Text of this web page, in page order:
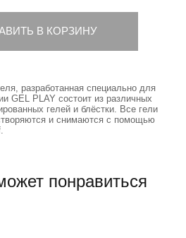
В КОРЗИНУ
разработанная специально для
GEL PLAY состоит из различных
гелей и блёстки. Все гели
и снимаются с помощью
понравиться